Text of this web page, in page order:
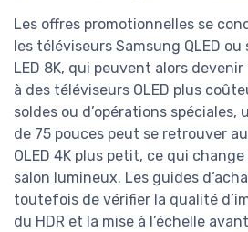
Les offres promotionnelles se
les téléviseurs Samsung QLED
LED 8K, qui peuvent alors
à des téléviseurs OLED plus
soldes ou d’opérations spéciales,
de 75 pouces peut se retrouver
OLED 4K plus petit, ce qui
salon lumineux. Les guides
toutefois de vérifier la qualité
du HDR et la mise à l’échelle